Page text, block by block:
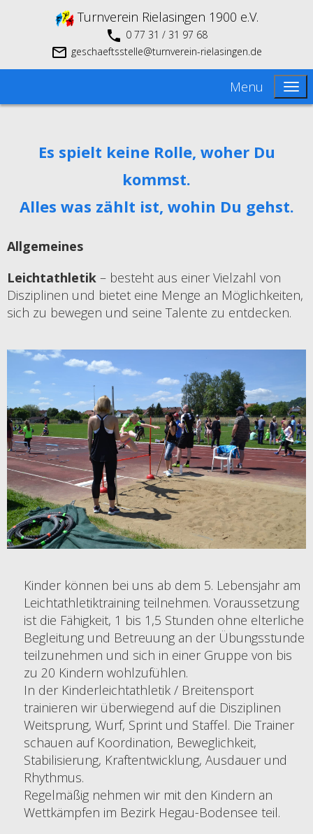
Turnverein Rielasingen 1900 e.V.
0 77 31 / 31 97 68
geschaeftsstelle@turnverein-rielasingen.de
Menu
Es spielt keine Rolle, woher Du
kommst.
Alles was zählt ist, wohin Du gehst.
Allgemeines
Leichtathletik – besteht aus einer Vielzahl von
Disziplinen und bietet eine Menge an Möglichkeiten,
sich zu bewegen und seine Talente zu entdecken.
Kinder können bei uns ab dem 5. Lebensjahr am
Leichtathletiktraining teilnehmen. Voraussetzung
ist die Fähigkeit, 1 bis 1,5 Stunden ohne elterliche
Begleitung und Betreuung an der Übungsstunde
teilzunehmen und sich in einer Gruppe von bis
zu 20 Kindern wohlzufühlen.
In der Kinderleichtathletik / Breitensport
trainieren wir überwiegend auf die Disziplinen
Weitsprung, Wurf, Sprint und Staffel. Die Trainer
schauen auf Koordination, Beweglichkeit,
Stabilisierung, Kraftentwicklung, Ausdauer und
Rhythmus.
Regelmäßig nehmen wir mit den Kindern an
Wettkämpfen im Bezirk Hegau-Bodensee teil.